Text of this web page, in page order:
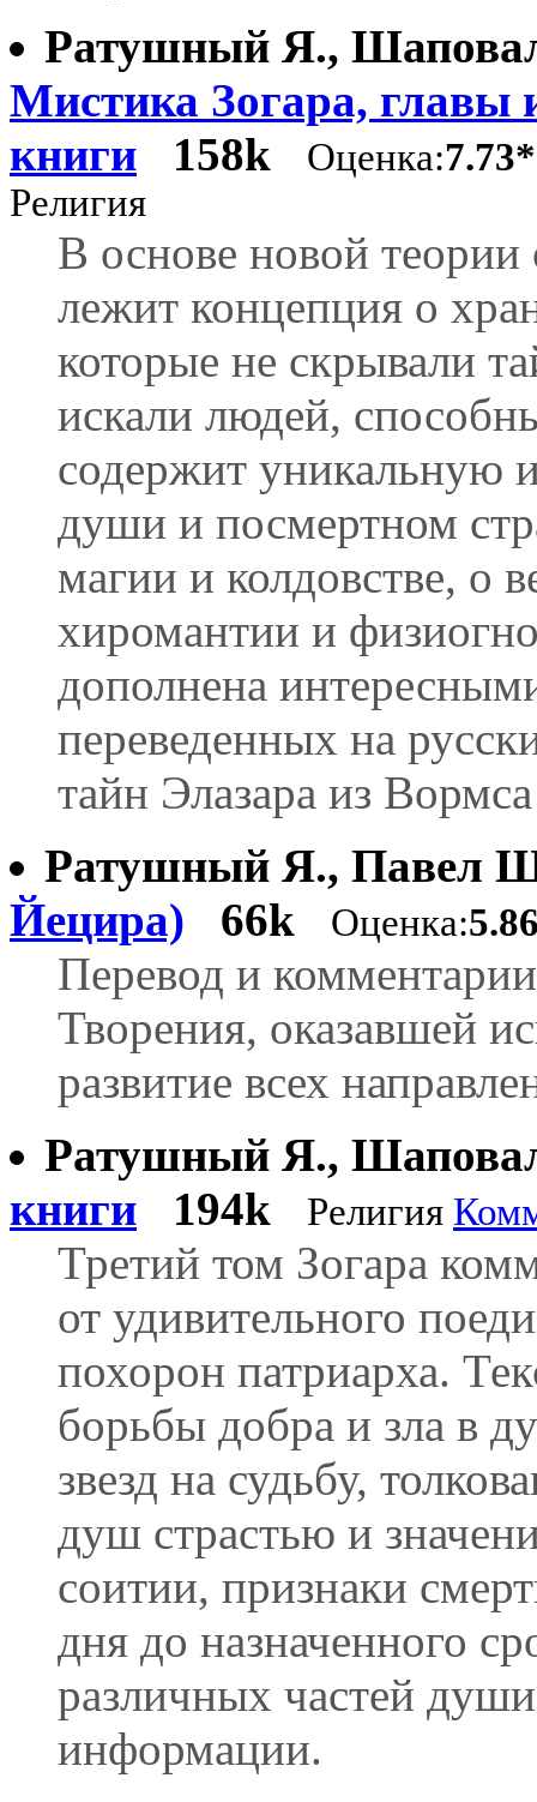
Ратушный Я.,
Мистика Зогара, главы
книги
158k Оценка:
Религия
В основе новой
лежит концепция о
которые не скрывали
искали людей,
содержит уникальную
души и посмертном
магии и колдовстве, о
хиромантии и
дополнена
переведенных на
тайн Элазара из
Ратушный Я., Павел
Йецира)
66k Оценка:
Перевод и
Творения, оказавшей
развитие всех
Ратушный Я.,
книги
194k Религия
Третий том Зогара
от удивительного
похорон патриарха.
борьбы добра и зла в
звезд на судьбу,
душ страстью и
соитии, признаки
дня до назначенного
различных частей
информации.